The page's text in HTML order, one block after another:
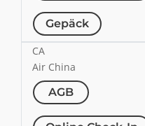
Gepäck
CA
Air China
AGB